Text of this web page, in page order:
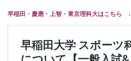
早稲田・慶應・上智・東京理科大はこちら ↓